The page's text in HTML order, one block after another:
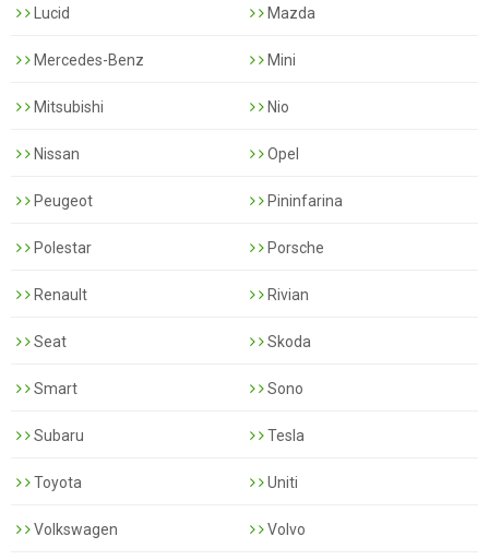
Lucid Mazda
Mercedes-Benz Mini
Mitsubishi Nio
Nissan Opel
Peugeot Pininfarina
Polestar Porsche
Renault Rivian
Seat Skoda
Smart Sono
Subaru Tesla
Toyota Uniti
Volkswagen Volvo